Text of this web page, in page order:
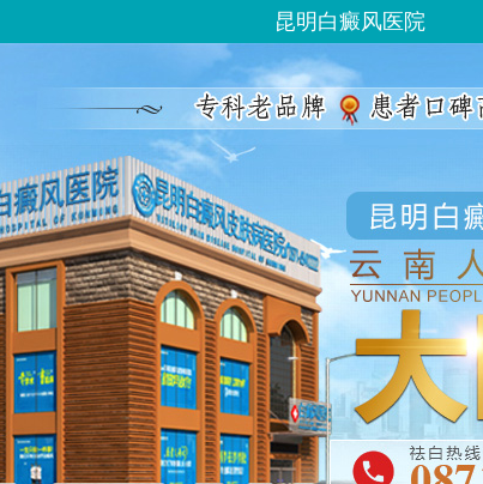
昆明白癜风医院